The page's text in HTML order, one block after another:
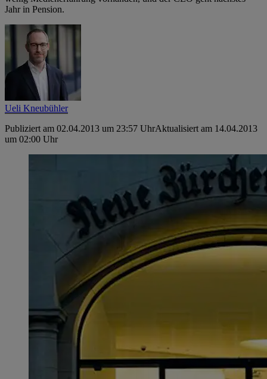
Jahr in Pension.
Ueli Kneubühler
Publiziert am 02.04.2013 um 23:57 UhrAktualisiert am 14.04.2013
um 02:00 Uhr